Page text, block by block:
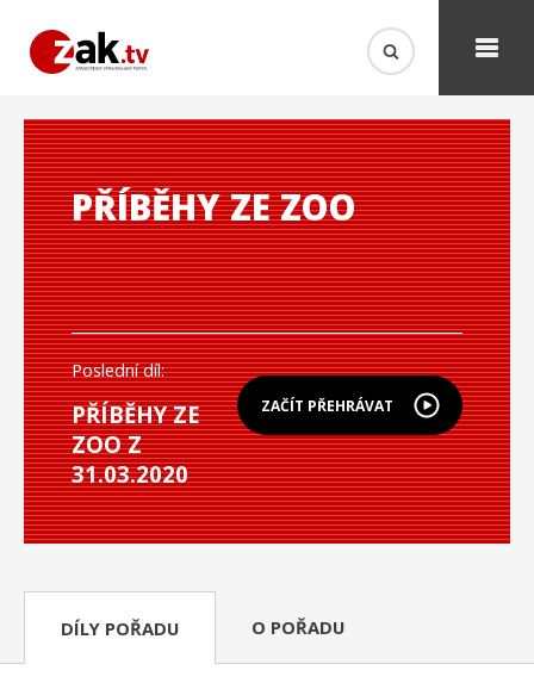
PŘÍBĚHY ZE ZOO
ZAČÍT PŘEHRÁVAT
Poslední díl:
PŘÍBĚHY ZE
ZOO Z
31.03.2020
DÍLY POŘADU O POŘADU